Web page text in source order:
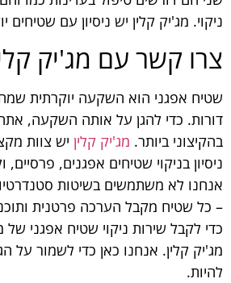
ניקוי. מג'יק קלין יש ניסיון עם שטיחים
צרו קשר עם מג'יק
שטיח אפגני הוא השקעה יוקרתית
דורות. כדי להגן על אותה השקעה, אתה
בהקיצוני ביותר. מג'יק קליןיש צוות
ניסיון בניקוי שטיחים אפגנים, פרסיים,
אנחנו לא משתמשים בשיטות
– כל שטיח מקבל הערכה פרטנית
כדי לקבל שירות ניקוי שטיח אפגני
מג'יק קלין. אנחנו כאן כדי לשמור על
להיות.